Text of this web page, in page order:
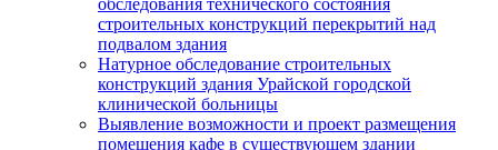
обследования технического состояния
строительных конструкций перекрытий над
подвалом здания
Натурное обследование строительных
конструкций здания Урайской городской
клинической больницы
Выявление возможности и проект размещения
помещения кафе в существующем здании